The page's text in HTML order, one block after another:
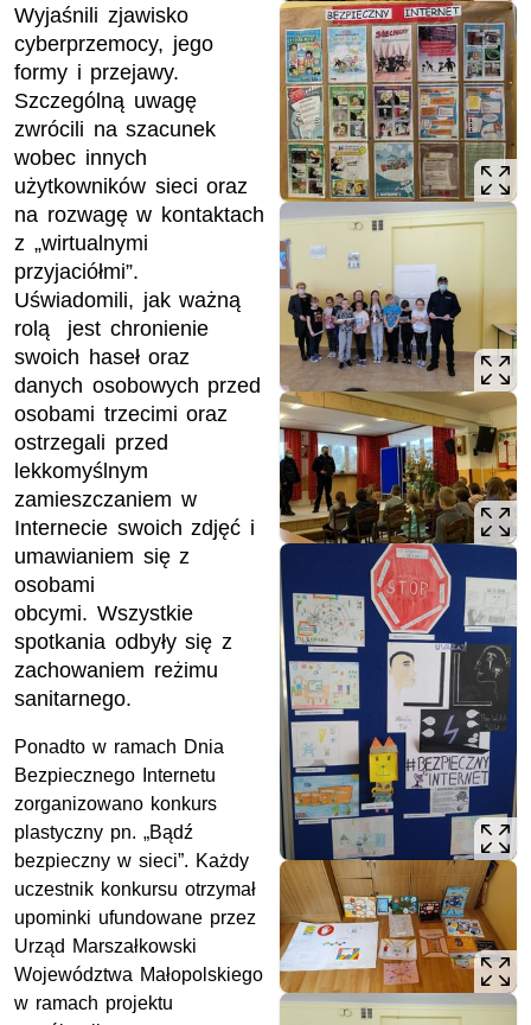
Wyjaśnili zjawisko
cyberprzemocy, jego
formy i przejawy.
Szczególną uwagę
zwrócili na szacunek
wobec innych
użytkowników sieci oraz
na rozwagę w kontaktach
z „wirtualnymi
przyjaciółmi”.
Uświadomili, jak ważną
rolą jest chronienie
swoich haseł oraz
danych osobowych przed
osobami trzecimi oraz
ostrzegali przed
lekkomyślnym
zamieszczaniem w
Internecie swoich zdjęć i
umawianiem się z
osobami
obcymi. Wszystkie
spotkania odbyły się z
zachowaniem reżimu
sanitarnego.
Ponadto w ramach Dnia
Bezpiecznego Internetu
zorganizowano konkurs
plastyczny pn. „Bądź
bezpieczny w sieci”. Każdy
uczestnik konkursu otrzymał
upominki ufundowane przez
Urząd Marszałkowski
Województwa Małopolskiego
w ramach projektu